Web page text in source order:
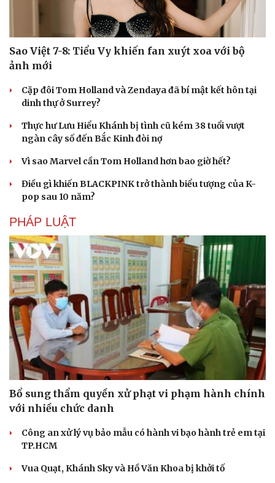
Sao Việt 7-8: Tiểu Vy khiến fan xuýt xoa với bộ
ảnh mới
Cặp đôi Tom Holland và Zendaya đã bí mật kết hôn tại
dinh thự ở Surrey?
Thực hư Lưu Hiểu Khánh bị tình cũ kém 38 tuổi vượt
ngàn cây số đến Bắc Kinh đòi nợ
Vì sao Marvel cần Tom Holland hơn bao giờ hết?
Điều gì khiến BLACKPINK trở thành biểu tượng của K-
pop sau 10 năm?
PHÁP LUẬT
Bổ sung thẩm quyền xử phạt vi phạm hành chính
với nhiều chức danh
Công an xử lý vụ bảo mẫu có hành vi bạo hành trẻ em tại
TP.HCM
Vua Quạt, Khánh Sky và Hồ Văn Khoa bị khởi tố